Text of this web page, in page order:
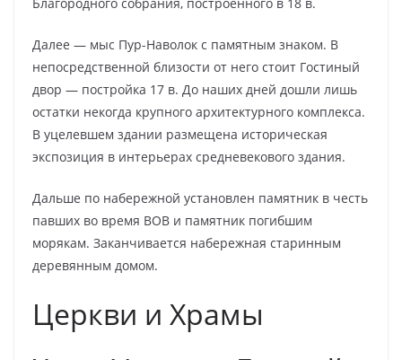
Далее — мыс Пур-Наволок с памятным знаком. В
непосредственной близости от него стоит Гостиный
двор — постройка 17 в. До наших дней дошли лишь
остатки некогда крупного архитектурного комплекса.
В уцелевшем здании размещена историческая
экспозиция в интерьерах средневекового здания.
Дальше по набережной установлен памятник в честь
павших во время ВОВ и памятник погибшим
морякам. Заканчивается набережная старинным
деревянным домом.
Церкви и Храмы